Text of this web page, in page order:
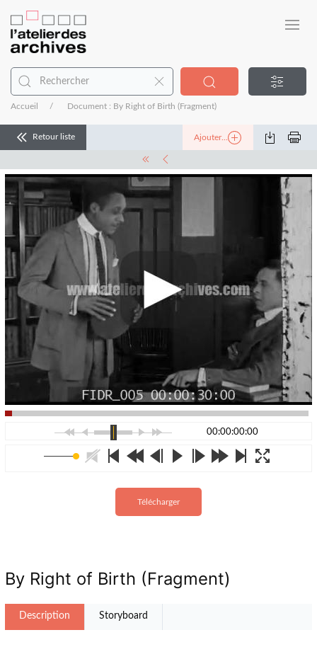
Accueil Document : By Right of Birth (Fragment)
Retour liste Ajouter...
00:00:00:00
Télécharger
By Right of Birth (Fragment)
Description Storyboard